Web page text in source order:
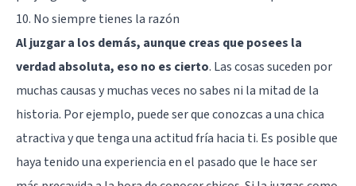
10. No siempre tienes la razón
Al juzgar a los demás, aunque creas que posees la
verdad absoluta, eso no es cierto. Las cosas suceden por
muchas causas y muchas veces no sabes ni la mitad de la
historia. Por ejemplo, puede ser que conozcas a una chica
atractiva y que tenga una actitud fría hacia ti. Es posible que
haya tenido una experiencia en el pasado que le hace ser